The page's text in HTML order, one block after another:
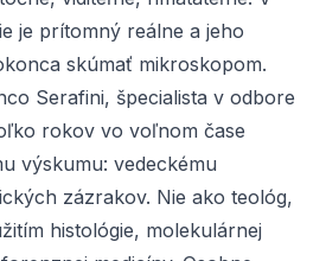
je prítomný reálne a jeho
skúmať mikroskopom.
Serafini, špecialista v odbore
rokov vo voľnom čase
výskumu: vedeckému
zázrakov. Nie ako teológ,
histológie, molekulárnej